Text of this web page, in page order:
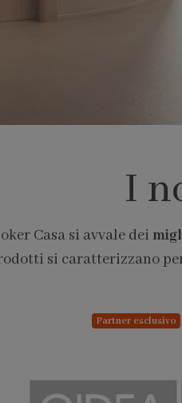
I
Casa si avvale dei
si caratterizzano